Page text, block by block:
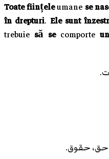
Toate ființeleumanese
în drepturi. Ele sunt
trebuie să secomporte
حق، حقوق.